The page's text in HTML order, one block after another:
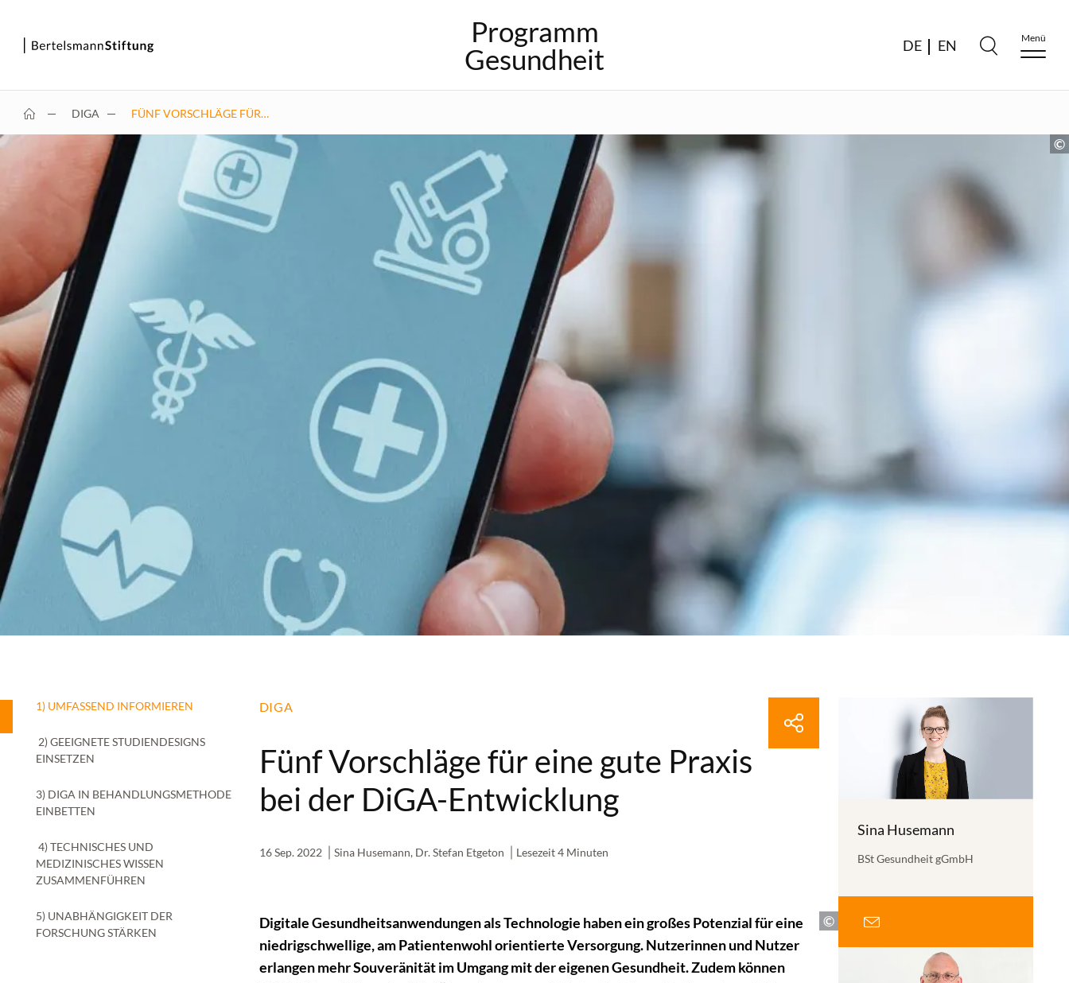
Programm
Gesundheit
DE EN Menü
DIGA FÜNF VORSCHLÄGE FÜR…
1) UMFASSEND INFORMIEREN
2) GEEIGNETE STUDIENDESIGNS
EINSETZEN
3) DIGA IN BEHANDLUNGSMETHODE
EINBETTEN
4) TECHNISCHES UND
MEDIZINISCHES WISSEN
ZUSAMMENFÜHREN
5) UNABHÄNGIGKEIT DER
FORSCHUNG STÄRKEN
DIGA
Fünf Vorschläge für eine gute Praxis
bei der DiGA-Entwicklung
16 Sep. 2022 Sina Husemann, Dr. Stefan Etgeton Lesezeit 4 Minuten
Digitale Gesundheitsanwendungenals Technologie haben ein großes Potenzial für eine
niedrigschwellige, am Patientenwohl orientierte Versorgung.Nutzerinnen und Nutzer
erlangen mehr Souveränität im Umgang mit der eigenen Gesundheit. Zudem können
Sina Husemann
BSt Gesundheit gGmbH